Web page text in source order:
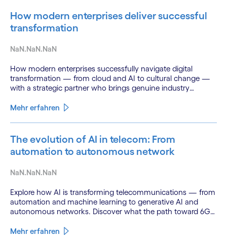
How modern enterprises deliver successful
transformation
NaN.NaN.NaN
How modern enterprises successfully navigate digital
transformation — from cloud and AI to cultural change —
with a strategic partner who brings genuine industry
Mehr erfahren
The evolution of AI in telecom: From
automation to autonomous network
NaN.NaN.NaN
Explore how AI is transforming telecommunications — from
automation and machine learning to generative AI and
autonomous networks. Discover what the path toward 6G
Mehr erfahren